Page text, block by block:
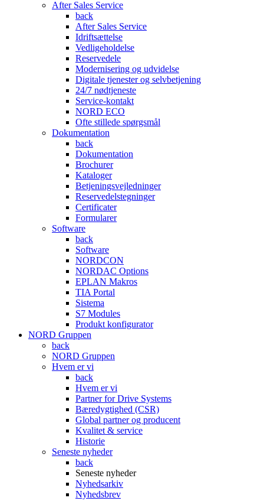
After Sales Service
back
After Sales Service
Idriftsættelse
Vedligeholdelse
Reservedele
Modernisering og udvidelse
Digitale tjenester og selvbetjening
24/7 nødtjeneste
Service-kontakt
NORD ECO
Ofte stillede spørgsmål
Dokumentation
back
Dokumentation
Brochurer
Kataloger
Betjeningsvejledninger
Reservedelstegninger
Certificater
Formularer
Software
back
Software
NORDCON
NORDAC Options
EPLAN Makros
TIA Portal
Sistema
S7 Modules
Produkt konfigurator
NORD Gruppen
back
NORD Gruppen
Hvem er vi
back
Hvem er vi
Partner for Drive Systems
Bæredygtighed (CSR)
Global partner og producent
Kvalitet & service
Historie
Seneste nyheder
back
Seneste nyheder
Nyhedsarkiv
Nyhedsbrev